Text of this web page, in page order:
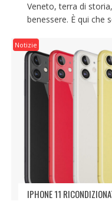
Veneto, terra di
benessere. È qui che
Notizie
IPHONE 11